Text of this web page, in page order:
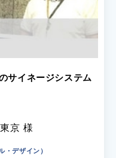
サイネージシステム
京 様
・デザイン）